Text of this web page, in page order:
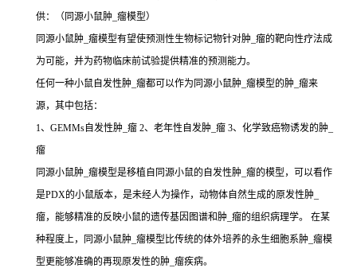
供：（同源小鼠肿_瘤模型）
同源小鼠肿_瘤模型有望使预测性生物标记物针对肿_瘤的靶向性疗法成
为可能，并为药物临床前试验提供精准的预测能力。
任何一种小鼠自发性肿_瘤都可以作为同源小鼠肿_瘤模型的肿_瘤来
源，其中包括：
1、GEMMs自发性肿_瘤 2、老年性自发肿_瘤 3、化学致癌物诱发的肿_
瘤
同源小鼠肿_瘤模型是移植自同源小鼠的自发性肿_瘤的模型，可以看作
是PDX的小鼠版本，是未经人为操作，动物体自然生成的原发性肿_
瘤，能够精准的反映小鼠的遗传基因图谱和肿_瘤的组织病理学。 在某
种程度上，同源小鼠肿_瘤模型比传统的体外培养的永生细胞系肿_瘤模
型更能够准确的再现原发性的肿_瘤疾病。